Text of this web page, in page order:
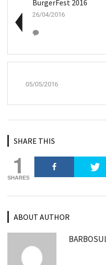
BurgerFest 2016
26/04/2016
05/05/2016
SHARE THIS
1
SHARES
ABOUT AUTHOR